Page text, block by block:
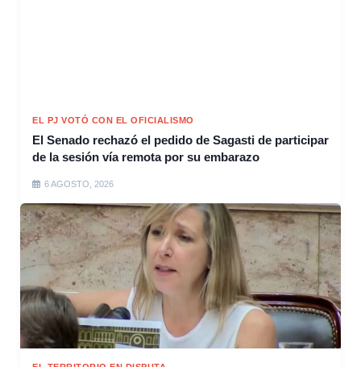
EL PJ VOTÓ CON EL OFICIALISMO
El Senado rechazó el pedido de Sagasti de participar
de la sesión vía remota por su embarazo
6 AGOSTO, 2026